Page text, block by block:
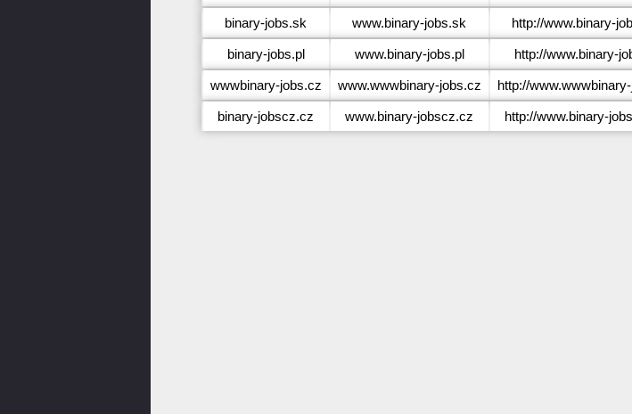
binary-jobs.sk www.binary-jobs.sk http://www.binary-
binary-jobs.pl www.binary-jobs.pl http://www.binary-
wwwbinary-jobs.cz www.wwwbinary-jobs.cz http://
binary-jobscz.cz www.binary-jobscz.cz http://www.binary-